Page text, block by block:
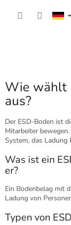
Wie wählt
aus?
Der ESD-Boden ist
Mitarbeiter
System, das
Was ist ein
er?
Ein Bodenbelag mit
Ladung von
Typen von